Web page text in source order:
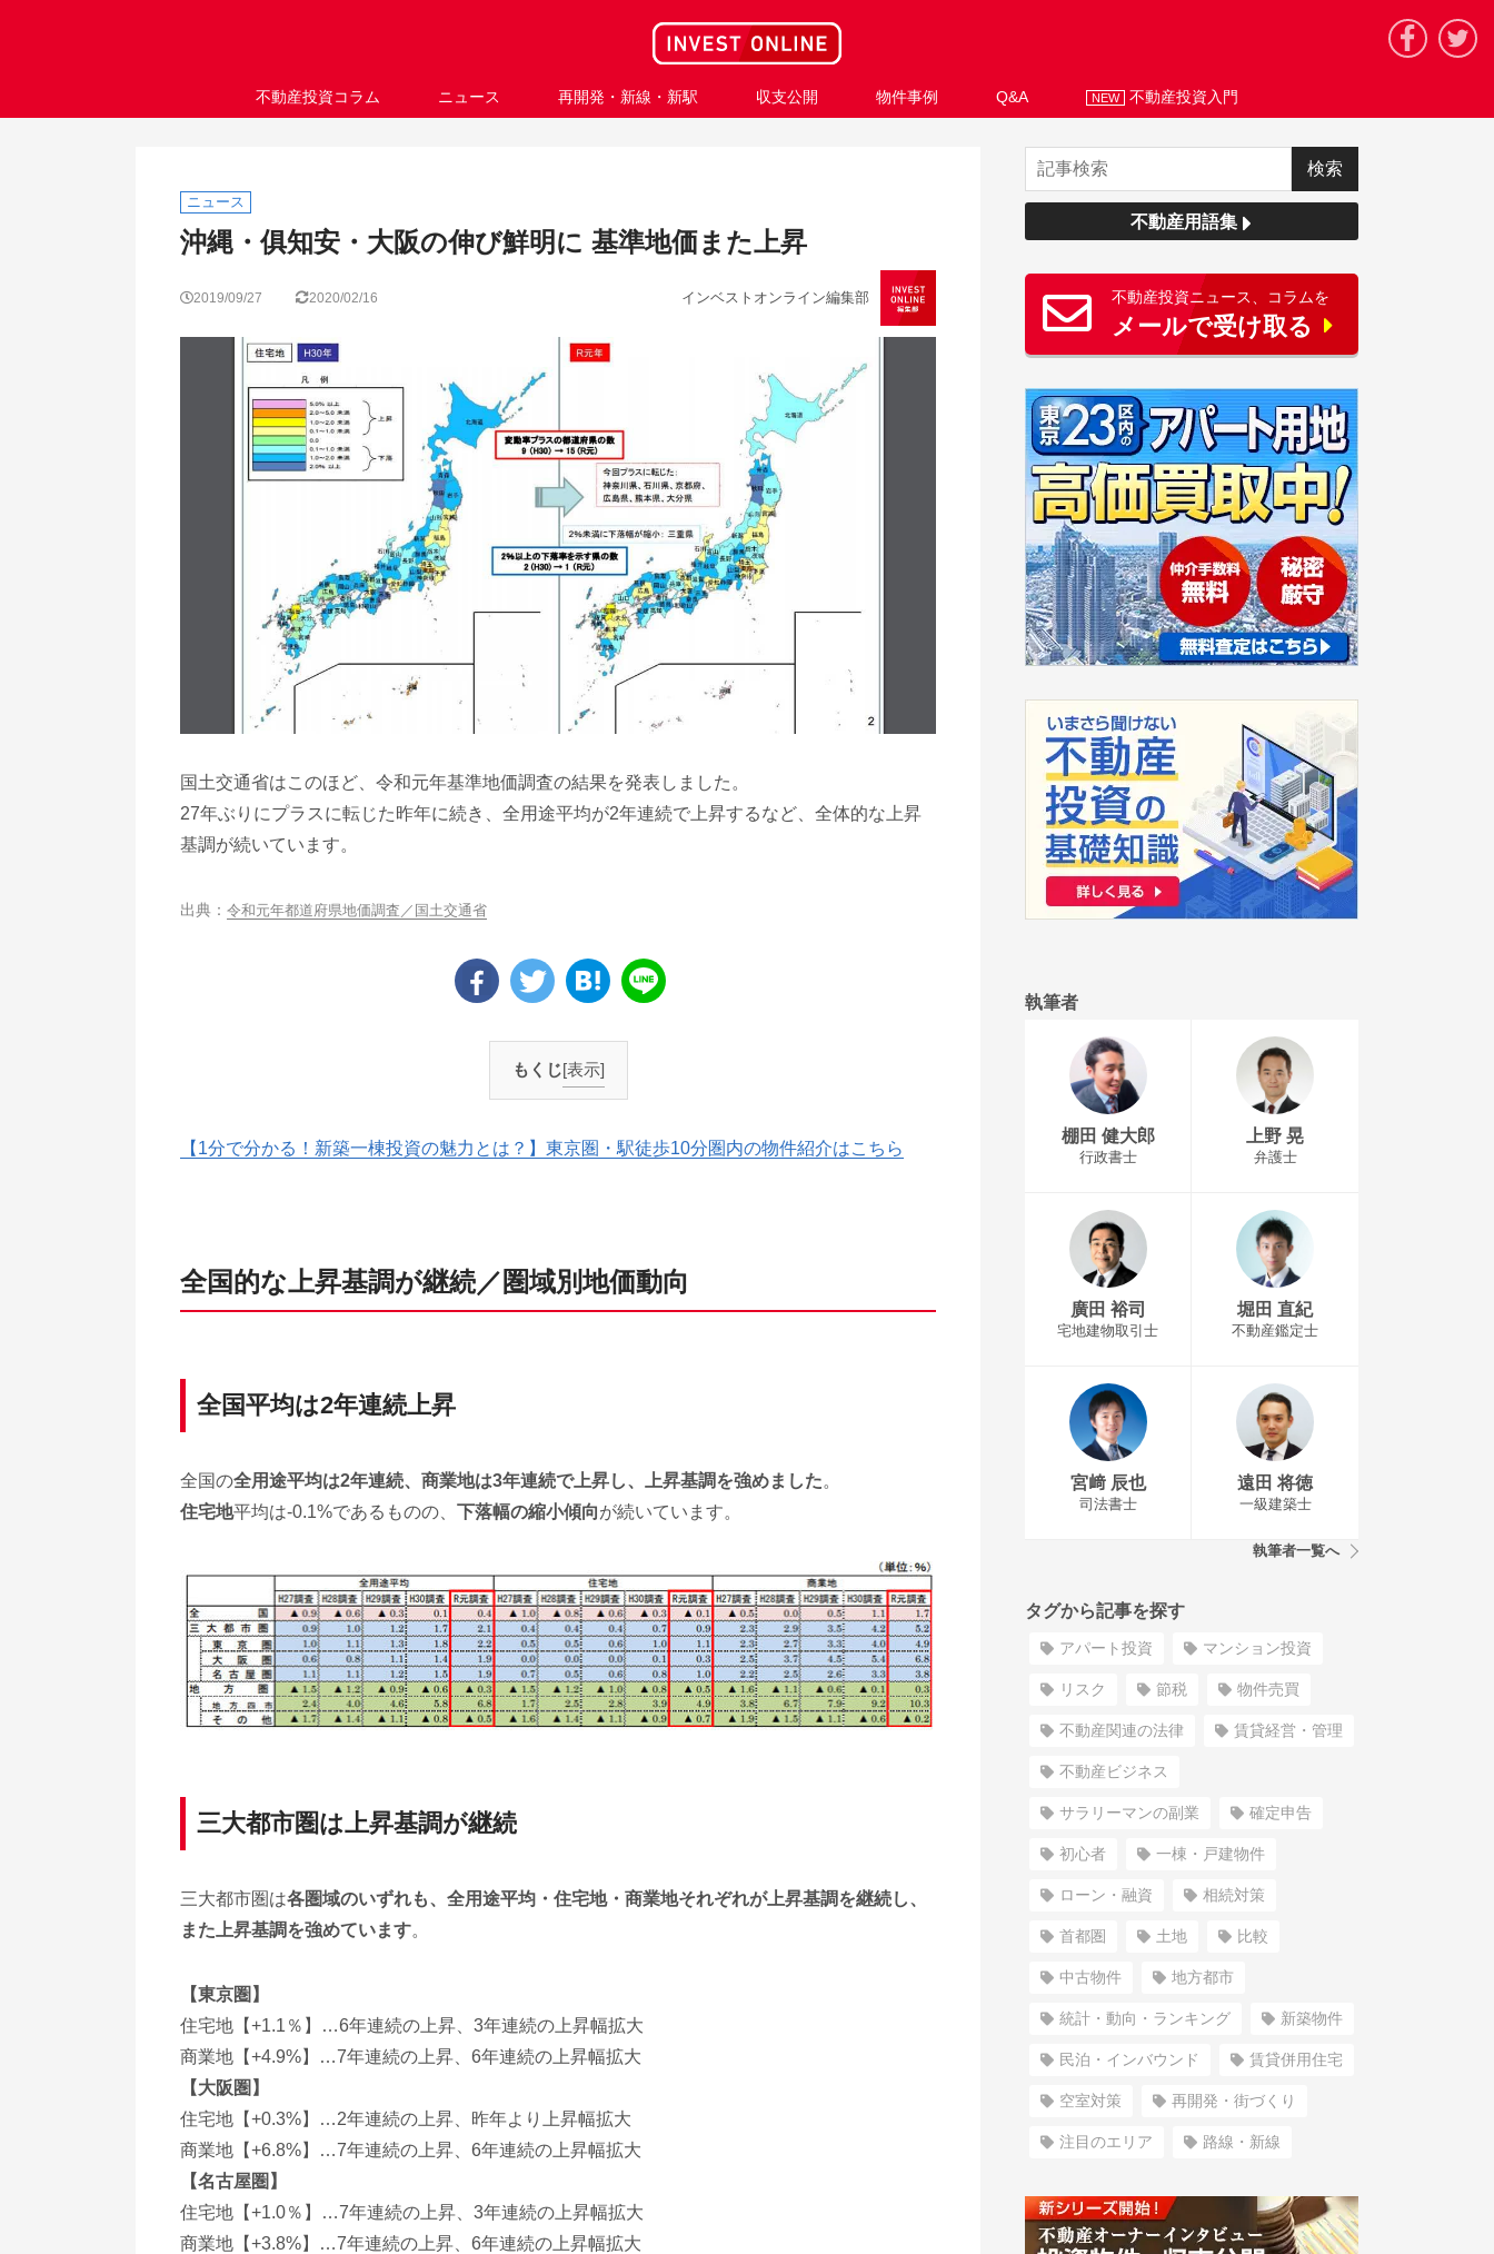
不動産投資コラム ニュース 再開発・新線・新駅 収支公開 物件事例 Q&A NEW 不動産投資入門
ニュース
沖縄・俱知安・大阪の伸び鮮明に 基準地価また上昇
2019/09/27 2020/02/16 インベストオンライン編集部
国土交通省はこのほど、令和元年基準地価調査の結果を発表しました。
27年ぶりにプラスに転じた昨年に続き、全用途平均が2年連続で上昇するなど、全体的な上昇
基調が続いています。
令和元年都道府県地価調査／国土交通省
もくじ[表示]
【1分で分かる！新築一棟投資の魅力とは？】東京圏・駅徒歩10分圏内の物件紹介はこちら
全国的な上昇基調が継続／圏域別地価動向
全国平均は2年連続上昇
全国の全用途平均は2年連続、商業地は3年連続で上昇し、上昇基調を強めました。
住宅地平均は-0.1%であるものの、 下落幅の縮小傾向が続いています。
三大都市圏は上昇基調が継続
三大都市圏は各圏域のいずれも、全用途平均・住宅地・商業地それぞれが上昇基調を継続し、
また上昇基調を強めています。
【東京圏】
住宅地【+1.1％】…6年連続の上昇、3年連続の上昇幅拡大
商業地【+4.9%】…7年連続の上昇、6年連続の上昇幅拡大
【大阪圏】
住宅地【+0.3%】…2年連続の上昇、昨年より上昇幅拡大
商業地【+6.8%】…7年連続の上昇、6年連続の上昇幅拡大
【名古屋圏】
住宅地【+1.0％】…7年連続の上昇、3年連続の上昇幅拡大
商業地【+3.8%】…7年連続の上昇、6年連続の上昇幅拡大
不動産用語集
不動産投資ニュース、コラムを
メールで受け取る
執筆者
棚田 健大郎
行政書士
上野 晃
弁護士
廣田 裕司
宅地建物取引士
堀田 直紀
不動産鑑定士
宮﨑 辰也
司法書士
遠田 将徳
一級建築士
執筆者一覧へ
タグから記事を探す
アパート投資 マンション投資
リスク 節税 物件売買
不動産関連の法律 賃貸経営・管理
不動産ビジネス
サラリーマンの副業 確定申告
初心者 一棟・戸建物件
ローン・融資 相続対策
首都圏 土地 比較
中古物件 地方都市
統計・動向・ランキング 新築物件
民泊・インバウンド 賃貸併用住宅
空室対策 再開発・街づくり
注目のエリア 路線・新線